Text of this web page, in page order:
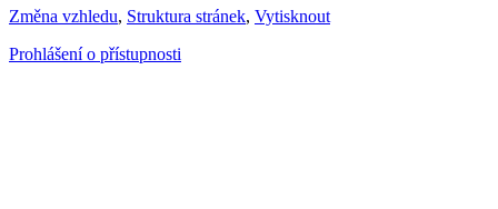
Změna vzhledu, Struktura stránek, Vytisknout
Prohlášení o přístupnosti